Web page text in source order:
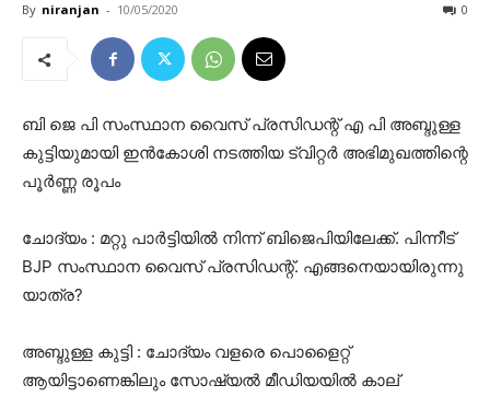
By niranjan - 10/05/2020 0
ബി ജെ പി സംസ്ഥാന വൈസ് പ്രസിഡന്റ് എ പി അബ്ദുള്ള
കുട്ടിയുമായി ഇൻകോശി നടത്തിയ ട്വിറ്റർ അഭിമുഖത്തിന്റെ
പൂർണ്ണ രൂപം
ചോദ്യം : മറ്റു പാർട്ടിയിൽ നിന്ന് ബിജെപിയിലേക്ക്. പിന്നീട്
BJP സംസ്ഥാന വൈസ് പ്രസിഡന്റ്. എങ്ങനെയായിരുന്നു
യാത്ര?
അബ്ദുള്ള കുട്ടി : ചോദ്യം വളരെ പൊളൈറ്റ്
ആയിട്ടാണെങ്കിലും സോഷ്യൽ മീഡിയയിൽ കാല്